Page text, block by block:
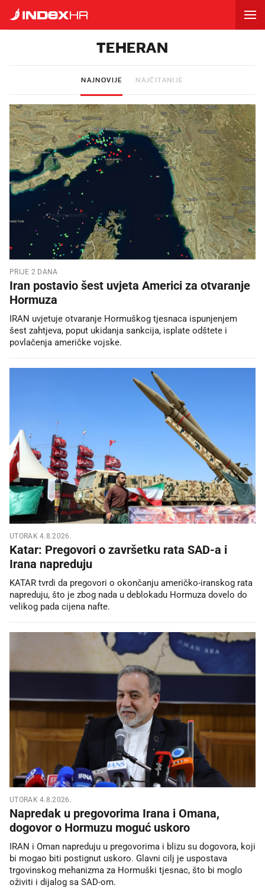
TEHERAN
NAJNOVIJE NAJČITANIJE
PRIJE 2 DANA
Iran postavio šest uvjeta Americi za otvaranje
Hormuza
IRAN uvjetuje otvaranje Hormuškog tjesnaca ispunjenjem
šest zahtjeva, poput ukidanja sankcija, isplate odštete i
povlačenja američke vojske.
UTORAK 4.8.2026.
Katar: Pregovori o završetku rata SAD-a i
Irana napreduju
KATAR tvrdi da pregovori o okončanju američko-iranskog rata
napreduju, što je zbog nada u deblokadu Hormuza dovelo do
velikog pada cijena nafte.
UTORAK 4.8.2026.
Napredak u pregovorima Irana i Omana,
dogovor o Hormuzu moguć uskoro
IRAN i Oman napreduju u pregovorima i blizu su dogovora, koji
bi mogao biti postignut uskoro. Glavni cilj je uspostava
trgovinskog mehanizma za Hormuški tjesnac, što bi moglo
oživiti i dijalog sa SAD-om.